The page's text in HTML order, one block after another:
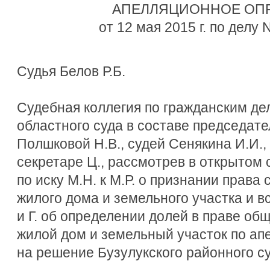
АПЕЛЛЯЦИОННОЕ
от 12 мая 2015 г. по делу
Судья Белов Р.Б.
Судебная коллегия по гражданским
областного суда в составе
Полшковой Н.В., судей Сенякина
секретаре Ц., рассмотрев в открытом
по иску М.Н. к М.Р. о признании права
жилого дома и земельного участка и
и Г. об определении долей в праве
жилой дом и земельный участок по
на решение Бузулукского районного